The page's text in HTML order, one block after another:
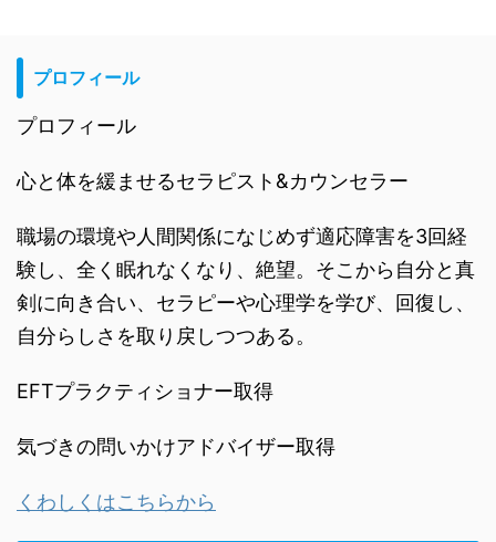
プロフィール
プロフィール
心と体を緩ませるセラピスト&カウンセラー
職場の環境や人間関係になじめず適応障害を3回経
験し、全く眠れなくなり、絶望。そこから自分と真
剣に向き合い、セラピーや心理学を学び、回復し、
自分らしさを取り戻しつつある。
EFTプラクティショナー取得
気づきの問いかけアドバイザー取得
くわしくはこちらから